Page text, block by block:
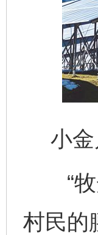
小
“牧
村民的